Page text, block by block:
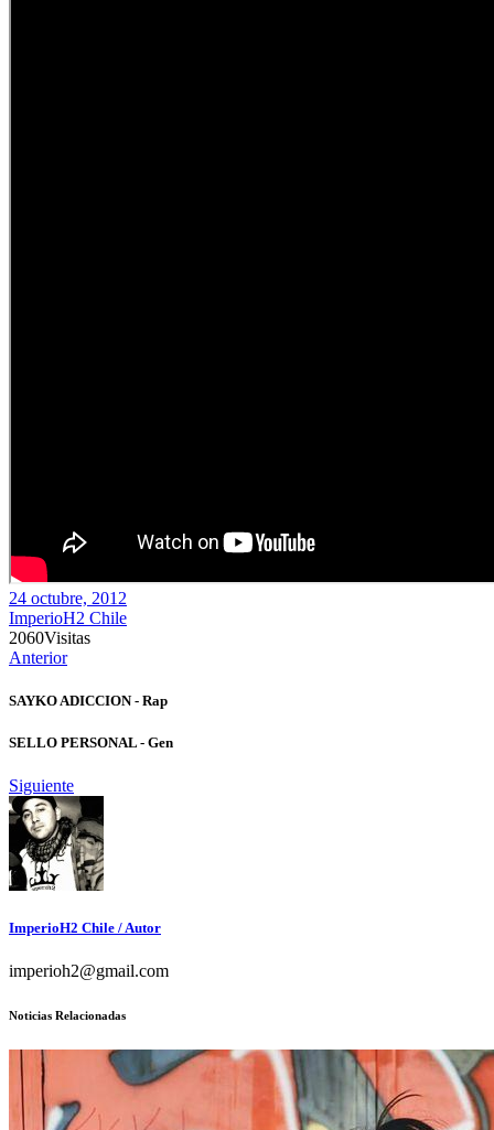
24 octubre, 2012
ImperioH2 Chile
2060Visitas
Anterior
SAYKO ADICCION - Rap
SELLO PERSONAL - Gen
Siguiente
ImperioH2 Chile / Autor
imperioh2@gmail.com
Noticias Relacionadas